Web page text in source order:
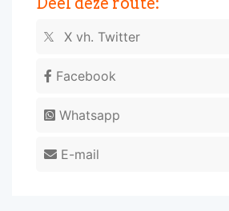
X vh. Twitter
Facebook
Whatsapp
E-mail